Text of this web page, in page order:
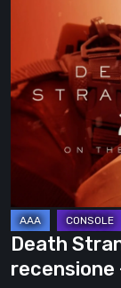
Stranding
On
the
Beach,
recensione
–
un
viaggio
oltre
Death
recensione